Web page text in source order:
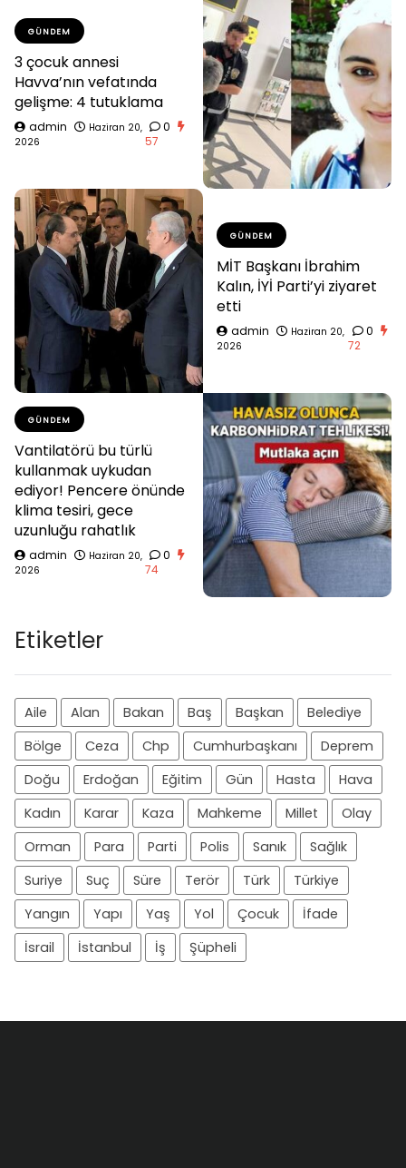
GÜNDEM
3 çocuk annesi
Havva’nın vefatında
gelişme: 4 tutuklama
admin
Haziran 20,
2026
0
57
GÜNDEM
MİT Başkanı İbrahim
Kalın, İYİ Parti’yi ziyaret
etti
admin
Haziran 20,
2026
0
72
GÜNDEM
Vantilatörü bu türlü
kullanmak uykudan
ediyor! Pencere önünde
klima tesiri, gece
uzunluğu rahatlık
admin
Haziran 20,
2026
0
74
Etiketler
Aile Alan Bakan Baş Başkan
Belediye
Bölge
Ceza Chp Cumhurbaşkanı
Deprem
Doğu
Erdoğan Eğitim Gün Hasta
Hava
Kadın
Karar Kaza Mahkeme Millet
Olay
Orman
Para Parti Polis Sanık
Sağlık
Suriye
Suç Süre Terör Türk
Türkiye
Yangın
Yapı Yaş Yol Çocuk
İfade
İsrail
İstanbul İş Şüpheli